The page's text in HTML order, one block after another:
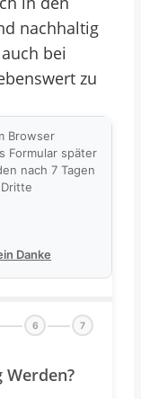
nachhaltig
bei
zu
Browser
Formular später
nach 7 Tagen
Danke
6 7
Werden?